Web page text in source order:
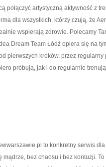
połączyć artystyczną aktywność z
dla wszystkich, którzy czują, że
wspierają zdrowie. Polecamy
Dream Team Łódź opiera się na
pierwszych kroków, przez
próbują, jak i do regularnie
to konkretny serwis
mądrze, bez chaosu i bez kontuzji.